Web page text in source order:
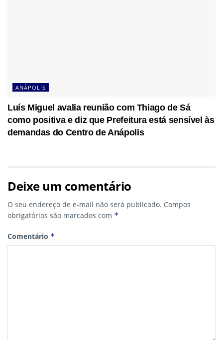
ANÁPOLIS
Luís Miguel avalia reunião com Thiago de Sá
como positiva e diz que Prefeitura está sensível às
demandas do Centro de Anápolis
Deixe um comentário
O seu endereço de e-mail não será publicado. Campos
obrigatórios são marcados com *
Comentário *